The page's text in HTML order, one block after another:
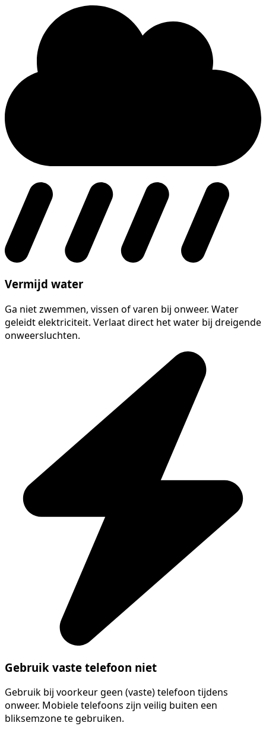
Vermijd water
Ga niet zwemmen, vissen of varen bij onweer. Water
geleidt elektriciteit. Verlaat direct het water bij dreigende
onweersluchten.
Gebruik vaste telefoon niet
Gebruik bij voorkeur geen (vaste) telefoon tijdens
onweer. Mobiele telefoons zijn veilig buiten een
bliksemzone te gebruiken.